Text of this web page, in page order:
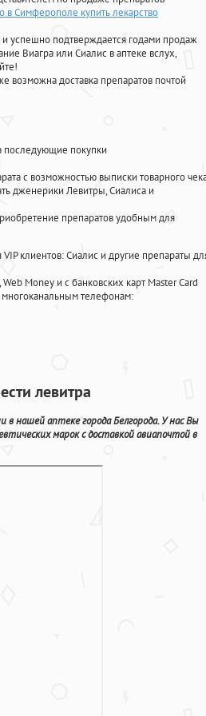
в Симферополе купить лекарство
и успешно подтверждается годами продаж
Виагра или Сиалис в аптеке вслух,
возможна доставка препаратов почтой
последующие покупки
с возможностью выписки товарного
дженерики Левитры, Сиалиса и
препаратов удобным для
клиентов: Сиалис и другие препараты
Money и с банковских карт Master Card
многоканальным телефонам:
левитра
нашей аптеке города Белгорода. У нас Вы
марок с доставкой авиапочтой в